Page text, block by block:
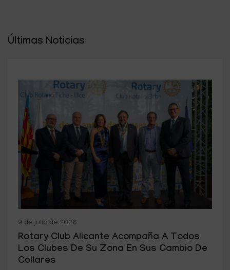
Últimas Noticias
9 de julio de 2026
Rotary Club Alicante Acompaña A Todos
Los Clubes De Su Zona En Sus Cambio De
Collares